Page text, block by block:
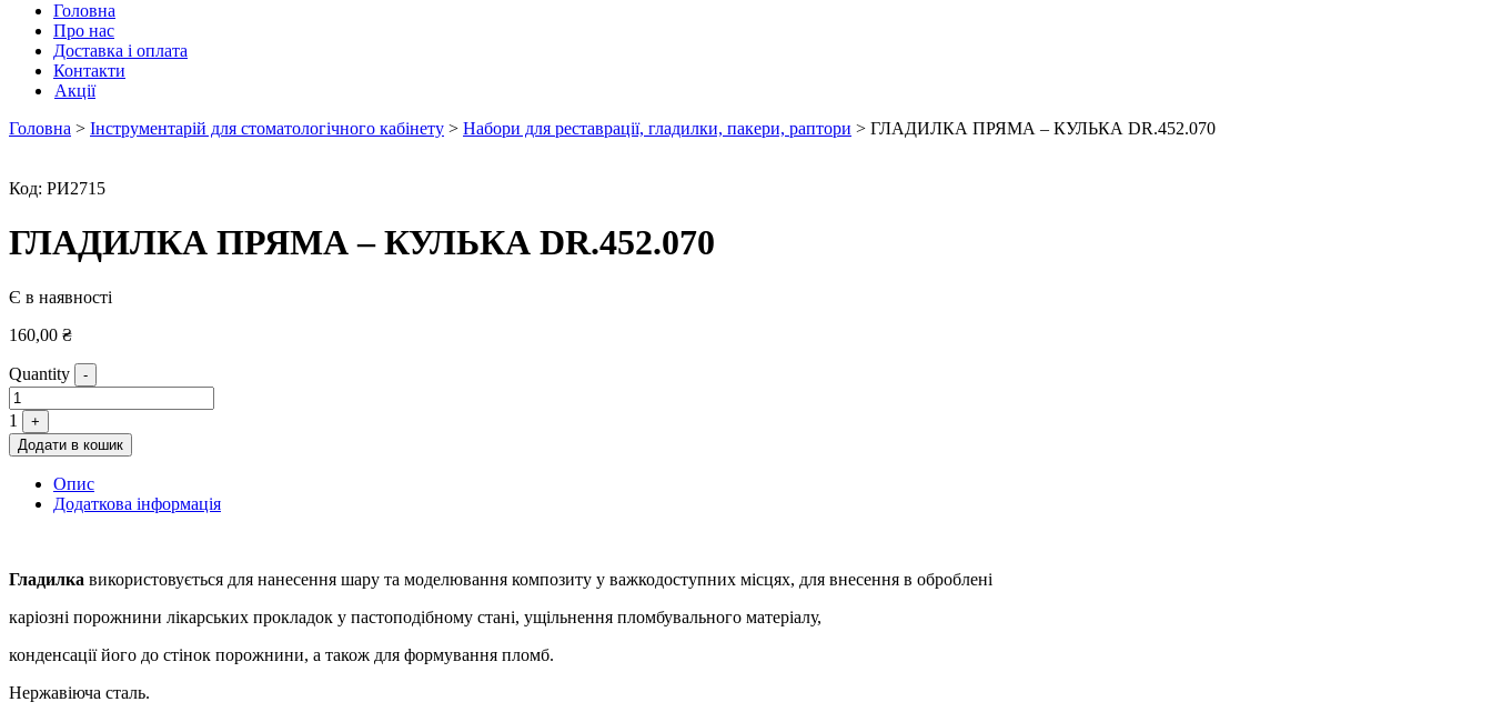
Головна
Про нас
Доставка і оплата
Контакти
Акції
Головна > Інструментарій для стоматологічного кабінету > Набори для реставрації, гладилки, пакери, раптори > ГЛАДИЛКА ПРЯМА – КУЛЬКА DR.452.070
Код: РИ2715
ГЛАДИЛКА ПРЯМА – КУЛЬКА DR.452.070
Є в наявності
160,00 ₴
Quantity -
1
+
Додати в кошик
Опис
Додаткова інформація
Гладилка використовується для нанесення шару та моделювання композиту у важкодоступних місцях, для внесення в оброблені
каріозні порожнини лікарських прокладок у пастоподібному стані, ущільнення пломбувального матеріалу,
конденсації його до стінок порожнини, а також для формування пломб.
Нержавіюча сталь.